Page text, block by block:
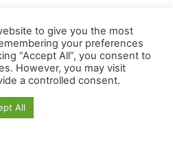
to give you the most
your preferences
“Accept All”, you consent to
However, you may visit
a controlled consent.
All